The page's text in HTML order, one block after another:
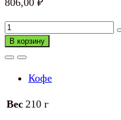
Количество
товара
Кофе
Monarch
В корзину
Кофе
Вес 210 г